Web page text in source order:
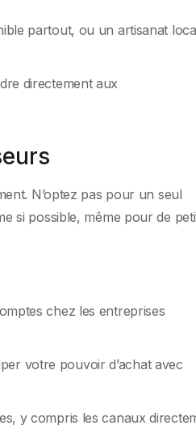
partout, ou un artisanat
directement aux
N’optez pas pour un seul
si possible, même pour de
chez les entreprises
votre pouvoir d’achat avec
y compris les canaux